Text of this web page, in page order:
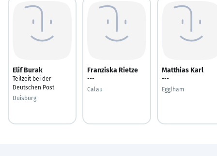
Elif Burak
Teilzeit bei der
Deutschen Post
Duisburg
Franziska Rietze
---
Calau
Matthias Karl
---
Egglham